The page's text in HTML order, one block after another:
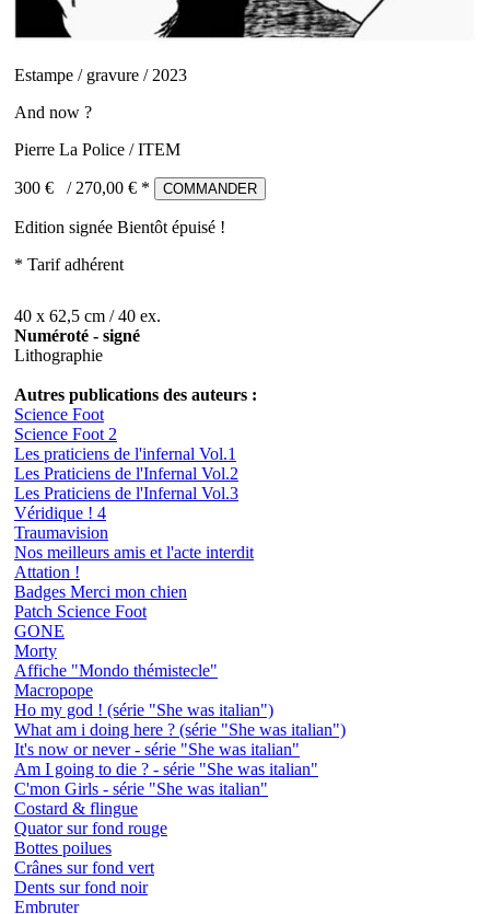
Estampe / gravure / 2023
And now ?
Pierre La Police / ITEM
300 € / 270,00 € * COMMANDER
Edition signée Bientôt épuisé !
* Tarif adhérent
40 x 62,5 cm / 40 ex.
Numéroté - signé
Lithographie
Autres publications des auteurs :
Science Foot
Science Foot 2
Les praticiens de l'infernal Vol.1
Les Praticiens de l'Infernal Vol.2
Les Praticiens de l'Infernal Vol.3
Véridique ! 4
Traumavision
Nos meilleurs amis et l'acte interdit
Attation !
Badges Merci mon chien
Patch Science Foot
GONE
Morty
Affiche "Mondo thémistecle"
Macropope
Ho my god ! (série "She was italian")
What am i doing here ? (série "She was italian")
It's now or never - série "She was italian"
Am I going to die ? - série "She was italian"
C'mon Girls - série "She was italian"
Costard & flingue
Quator sur fond rouge
Bottes poilues
Crânes sur fond vert
Dents sur fond noir
Embruter